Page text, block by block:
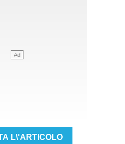
L\'ARTICOLO